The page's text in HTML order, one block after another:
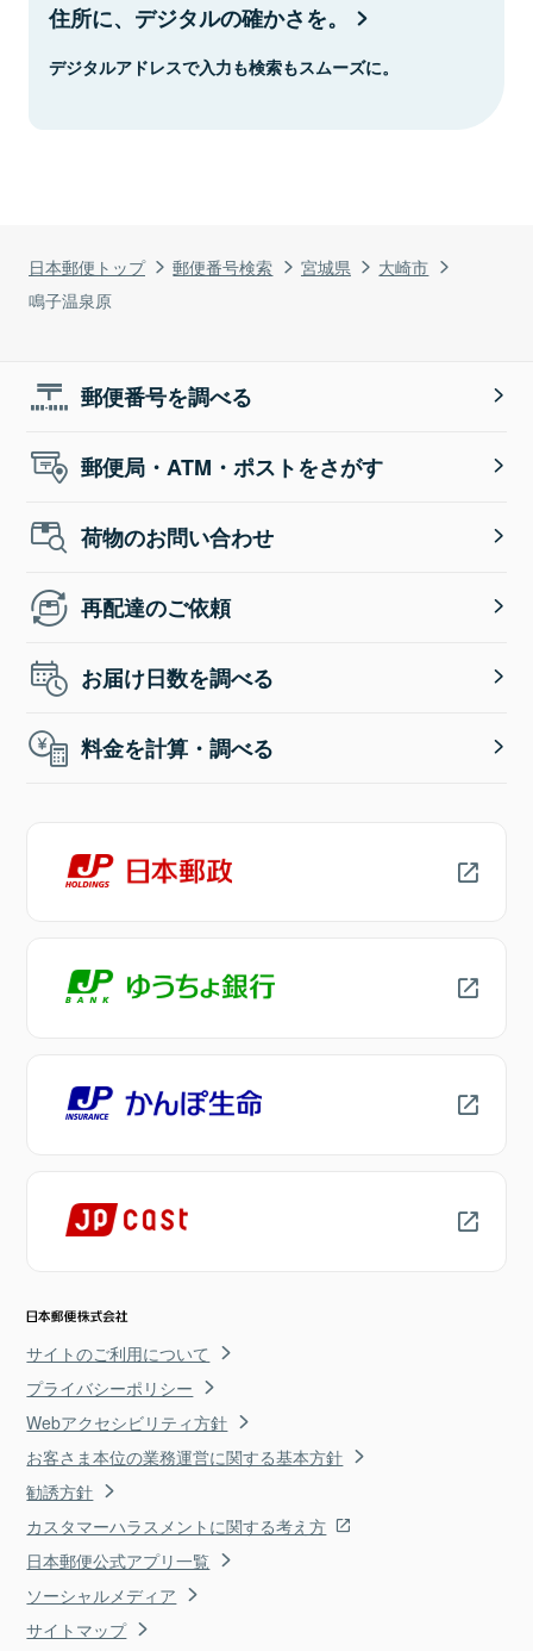
日本郵便トップ 郵便番号検索 宮城県
大崎市
鳴子温泉原
住所に、デジタルの確かさを。
デジタルアドレスで入力も検索もスムーズに。
郵便番号を調べる
郵便局・ATM・ポストをさがす
荷物のお問い合わせ
再配達のご依頼
お届け日数を調べる
料金を計算・調べる
サイトのご利用について
プライバシーポリシー
Webアクセシビリティ方針
お客さま本位の業務運営に関する基本方針
勧誘方針
カスタマーハラスメントに関する考え方
日本郵便公式アプリ一覧
ソーシャルメディア
サイトマップ